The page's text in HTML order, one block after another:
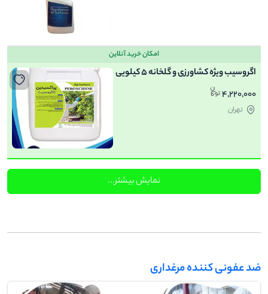
امکان خرید آنلاین
اگروسیب ویژه کشاورزی و گلخانه 5 کیلویی
4,220,000
تهران
نمایش بیشتر...
ضد عفونی کننده مرغداری